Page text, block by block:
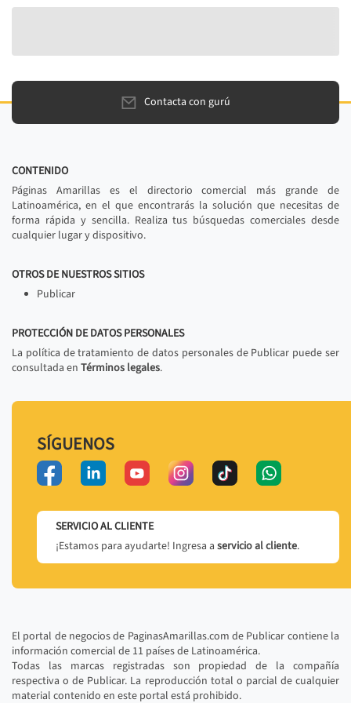
Contacta con gurú
CONTENIDO
Páginas Amarillas es el directorio comercial más grande de
Latinoamérica, en el que encontrarás la solución que necesitas de
forma rápida y sencilla. Realiza tus búsquedas comerciales desde
cualquier lugar y dispositivo.
OTROS DE NUESTROS SITIOS
Publicar
PROTECCIÓN DE DATOS PERSONALES
La política de tratamiento de datos personales de Publicar puede ser
consultada en Términos legales.
SÍGUENOS
SERVICIO AL CLIENTE
¡Estamos para ayudarte! Ingresa a servicio al cliente.
El portal de negocios de PaginasAmarillas.com de Publicar contiene la
información comercial de 11 países de Latinoamérica.
Todas las marcas registradas son propiedad de la compañía
respectiva o de Publicar. La reproducción total o parcial de cualquier
material contenido en este portal está prohibido.